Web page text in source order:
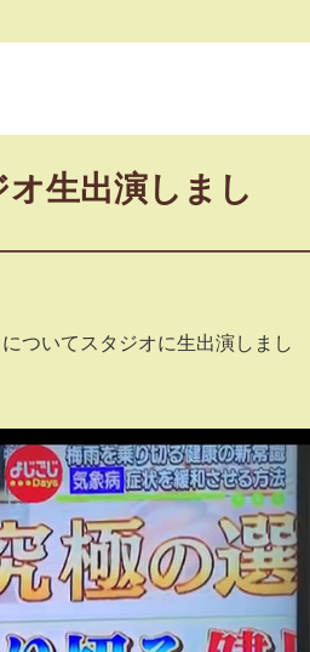
生出演しまし
ついてスタジオに生出演しまし